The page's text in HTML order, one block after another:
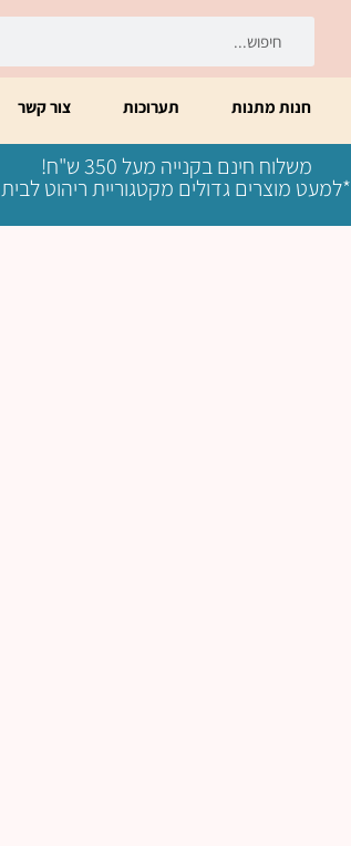
חנות מתנות תערוכות צור קשר
משלוח חינם בקנייה מעל 350 ש"ח!
*למעט מוצרים גדולים מקטגוריית ריהוט לבית